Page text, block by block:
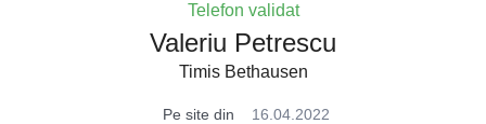
Telefon validat
Valeriu Petrescu
Timis Bethausen
Pe site din
16.04.2022